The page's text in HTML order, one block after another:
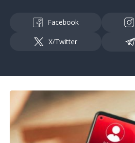
Facebook
X/Twitter